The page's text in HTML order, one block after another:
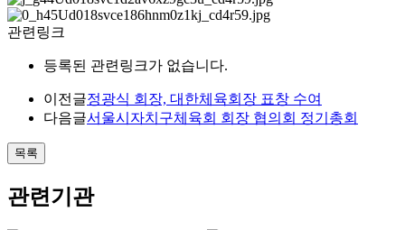
관련링크
등록된 관련링크가 없습니다.
이전글정광식 회장, 대한체육회장 표창 수여
다음글서울시자치구체육회 회장 협의회 정기총회
목록
관련기관